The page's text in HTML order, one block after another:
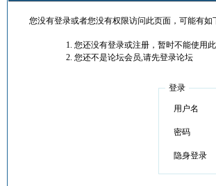
您没有登录或者您没有权限访问此页面，可能有如
您还没有登录或注册，暂时不能使用
您还不是论坛会员,请先登录论坛
登录
用户名
密码
隐身登录